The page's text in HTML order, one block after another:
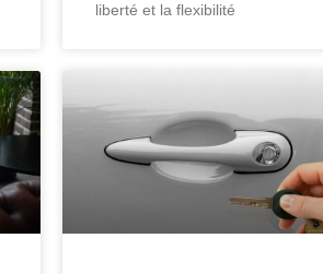
liberté et la flexibilité